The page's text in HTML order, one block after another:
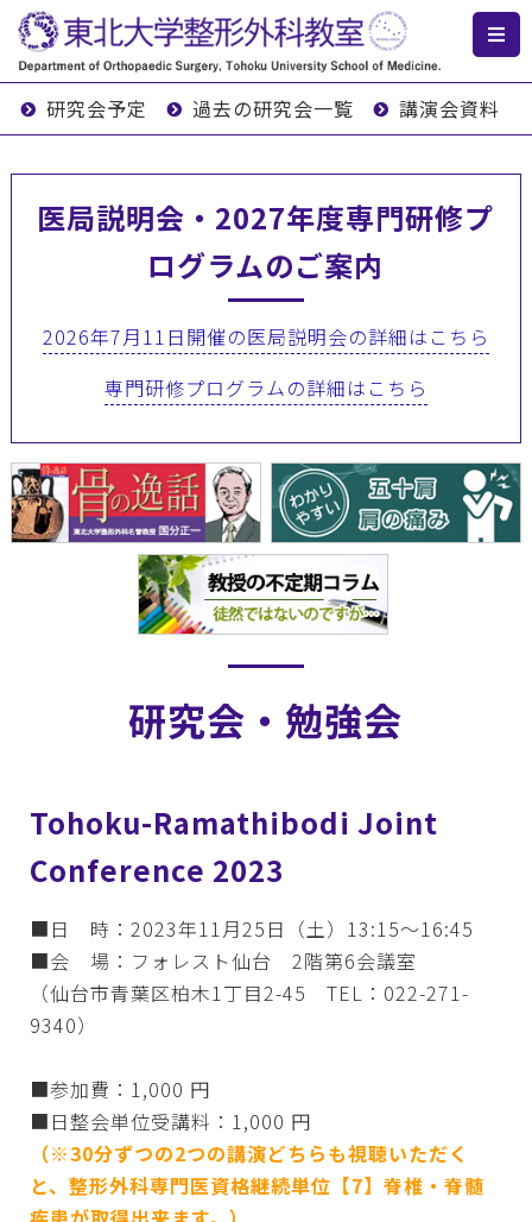
研究会予定 過去の研究会一覧 講演会資料
医局説明会・2027年度専門研修プ
ログラムのご案内
2026年7月11日開催の医局説明会の詳細はこちら
専門研修プログラムの詳細はこちら
研究会・勉強会
Tohoku-Ramathibodi Joint
Conference 2023
■日 時：2023年11月25日（土）13:15～16:45
■会 場：フォレスト仙台 2階第6会議室
（仙台市青葉区柏木1丁目2-45 TEL：022-271-
9340）
■参加費：1,000 円
■日整会単位受講料：1,000 円
（※30分ずつの2つの講演どちらも視聴いただく
と、整形外科専門医資格継続単位【7】脊椎・脊髄